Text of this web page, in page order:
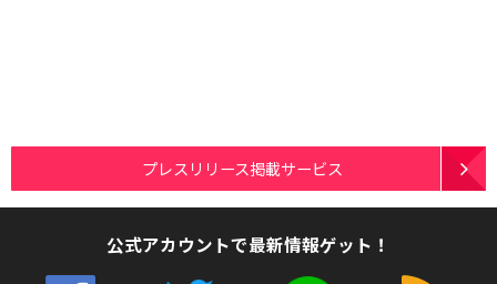
プレスリリース掲載サービス
公式アカウントで最新情報ゲット！